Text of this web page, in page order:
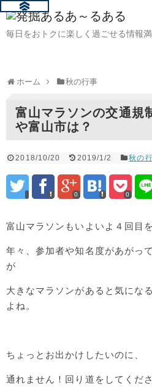
毎日をおトクに楽しく過ごせる情報満
ホーム 秋の行事
富山マラソンの交通規
や富山市は？
2018/10/20 2019/1/2 秋の
0 0
富山マラソンもいよいよ４回目
年々、参加者や知名度があがっ
が
大きなマラソンがあると気にな
よね。
ちょっとお出かけしたいのに、
通れません！回り道をしてくだ